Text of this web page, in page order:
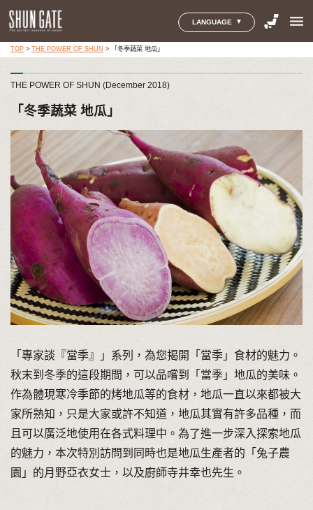
LANGUAGE menu
TOP> THE POWER OF SHUN > 「冬季蔬菜 地瓜」
THE POWER OF SHUN (December 2018)
「冬季蔬菜 地瓜」
「專家談『當季』」系列，為您揭開「當季」食材的魅力。
秋末到冬季的這段期間，可以品嚐到「當季」地瓜的美味。
作為體現寒冷季節的烤地瓜等的食材，地瓜一直以來都被大
家所熟知，只是大家或許不知道，地瓜其實有許多品種，而
且可以廣泛地使用在各式料理中。為了進一步深入探索地瓜
的魅力，本次特別訪問到同時也是地瓜生產者的「兔子農
園」的月野亞衣女士，以及廚師寺井幸也先生。